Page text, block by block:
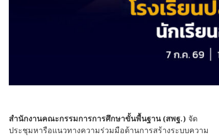
สำนักงานคณะกรรมการการศึกษาขั้นพื้นฐาน (สพฐ.) จัด
ประชุมหารือแนวทางความร่วมมือด้านการสร้างระบบความ